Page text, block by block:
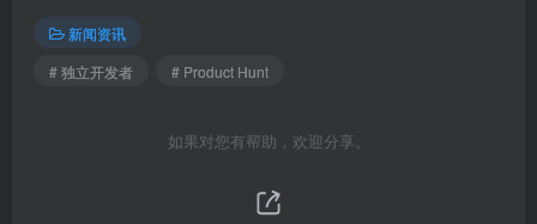
新闻资讯
# 独立开发者
# Product Hunt
如果对您有帮助，欢迎分享。